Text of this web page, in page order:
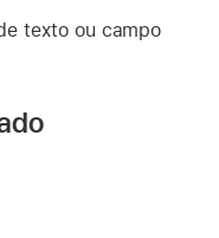
texto ou campo